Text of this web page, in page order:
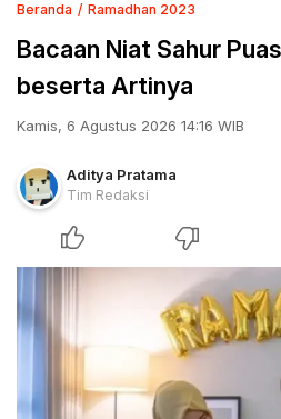
Beranda Ramadhan 2023
Bacaan Niat Sahur
beserta Artinya
Kamis, 6 Agustus 2026 14:16 WIB
Aditya Pratama
Tim Redaksi